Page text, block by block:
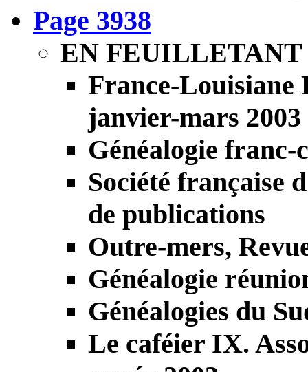
Page 3938
EN
France-Louisiane
janvier-mars 2003
Généalogie franc-
Société française
de publications
Outre-mers,
Généalogie
Généalogies du
Le caféier IX.